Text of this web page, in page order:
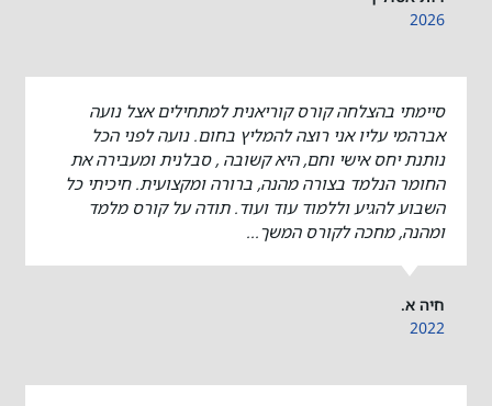
2026
סיימתי בהצלחה קורס קוריאנית למתחילים אצל נועה
אברהמי עליו אני רוצה להמליץ בחום. נועה לפני הכל
נותנת יחס אישי וחם, היא קשובה , סבלנית ומעבירה את
החומר הנלמד בצורה מהנה, ברורה ומקצועית. חיכיתי כל
השבוע להגיע וללמוד עוד ועוד. תודה על קורס מלמד
ומהנה, מחכה לקורס המשך...
חיה א.
2022